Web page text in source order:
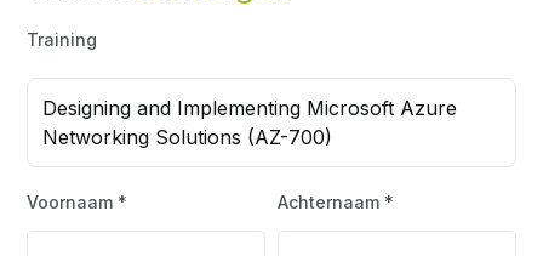
Training
Designing and Implementing Microsoft Azure
Networking Solutions (AZ-700)
Voornaam * Achternaam *